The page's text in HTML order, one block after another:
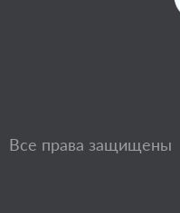
Все права защищены